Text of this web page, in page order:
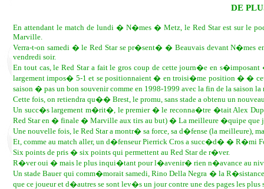
DE
En attendant le match de lundi � N�mes � Metz, le Red Star est sur le
Marville.
Verra-t-on samedi � le Red Star se pr�sent� � Beauvais devant
vendredi soir.
En tout cas, le Red Star a fait le gros coup de cette journ�e en
largement impos� 5-1 et se positionnaient � en troisi�me position � �
saison � pas un bon souvenir comme en 1998-1999 avec la fin de la saison
Cette fois, on retiendra qu�� Brest, le promu, sans stade a obtenu un
Un succ�s largement m�rit�, le premier � le reconna�tre �tait Alex
Red Star en � finale � Marville aux tirs au but) � La meilleure �quipe que
Une nouvelle fois, le Red Star a montr� sa force, sa d�fense (la meilleure),
Et, comme au match aller, un d�fenseur Pierrick Cros a succ�d� � R�mi
Six points de pris � six points qui permettent au Red Star de r�ver.
R�ver oui � mais le plus inqui�tant pour l�avenir� rien n�avance au
Un stade Bauer qui comm�morait samedi, Rino Della Negra � la
que ce joueur et d�autres se sont lev�s un jour contre une des pages les